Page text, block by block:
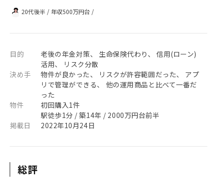
20代後半 / 年収500万円台 /
目的
老後の年金対策、 生命保険代わり、 信用(ローン)
活用、 リスク分散
決め手
物件が良かった、 リスクが許容範囲だった、 アプ
リで管理ができる、 他の運用商品と比べて一番だ
った
物件
初回購入1件
駅徒歩1分 / 築14年 / 2000万円台前半
掲載日
2022年10月24日
総評